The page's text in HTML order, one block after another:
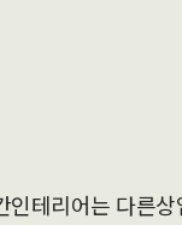
인테리어는 다른